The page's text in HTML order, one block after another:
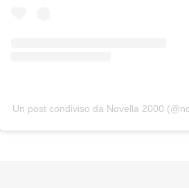
Un post condiviso da Novella 2000